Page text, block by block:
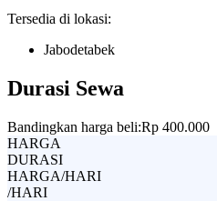
Tersedia di lokasi:
Jabodetabek
Durasi Sewa
Bandingkan harga beli:Rp 400.000
HARGA
DURASI
HARGA/HARI
/HARI